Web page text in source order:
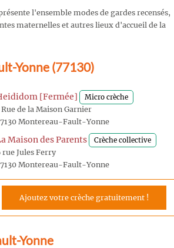
l'ensemble modes de gardes recensés,
maternelles et autres lieux d'accueil de la
Yonne (77130)
[Fermée] Micro crèche
Rue de la Maison Garnier
Montereau-Fault-Yonne
Maison des Parents Crèche collective
rue Jules Ferry
Montereau-Fault-Yonne
Ajoutez votre crèche gratuitement !
Yonne